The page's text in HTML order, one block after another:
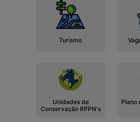
Turismo
Unidades de
Conservação RPPN's
Plano